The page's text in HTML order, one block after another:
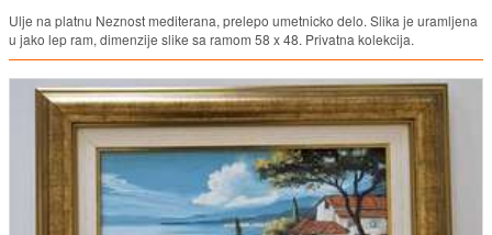
Ulje na platnu Neznost mediterana, prelepo umetnicko delo. Slika je uramljena
u jako lep ram, dimenzije slike sa ramom 58 x 48. Privatna kolekcija.